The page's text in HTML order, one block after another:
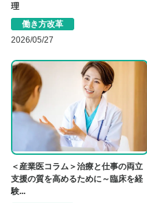
理
働き方改革
2026/05/27
＜産業医コラム＞治療と仕事の両立
支援の質を高めるために～臨床を経
験...